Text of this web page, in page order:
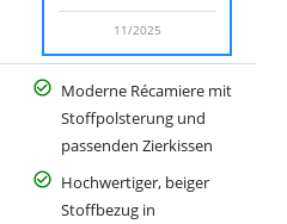
11/2025
Moderne Récamiere mit
Stoffpolsterung und
passenden Zierkissen
Hochwertiger, beiger
Stoffbezug in